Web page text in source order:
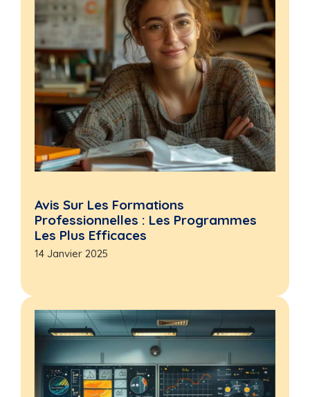
Avis Sur Les Formations
Professionnelles : Les Programmes
Les Plus Efficaces
14 Janvier 2025